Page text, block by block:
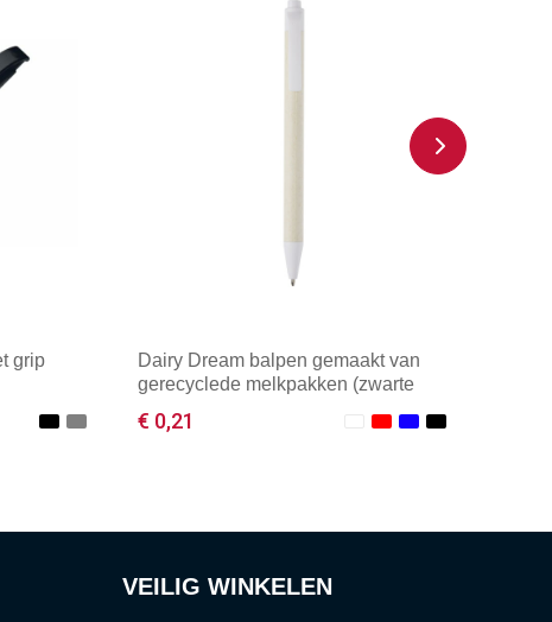
grip
Dairy Dream balpen gemaakt van
gerecyclede melkpakken (zwarte
€ 0,21
VEILIG WINKELEN